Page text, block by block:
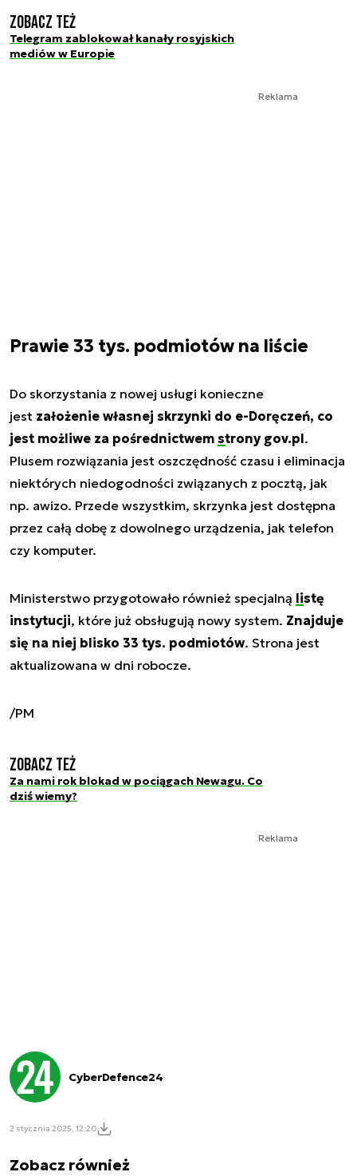
Zobacz też
Telegram zablokował kanały rosyjskich
mediów w Europie
Reklama
Prawie 33 tys. podmiotów na liście
Do skorzystania z nowej usługi konieczne
jest założenie własnej skrzynki do e-Doręczeń, co
jest możliwe za pośrednictwem strony gov.pl.
Plusem rozwiązania jest oszczędność czasu i eliminacja
niektórych niedogodności związanych z pocztą, jak
np. awizo. Przede wszystkim, skrzynka jest dostępna
przez całą dobę z dowolnego urządzenia, jak telefon
czy komputer.
Ministerstwo przygotowało również specjalną listę
instytucji, które już obsługują nowy system. Znajduje
się na niej blisko 33 tys. podmiotów. Strona jest
aktualizowana w dni robocze.
/PM
Zobacz też
Za nami rok blokad w pociągach Newagu. Co
dziś wiemy?
Reklama
CyberDefence24
2 stycznia 2025, 12:20
Zobacz również